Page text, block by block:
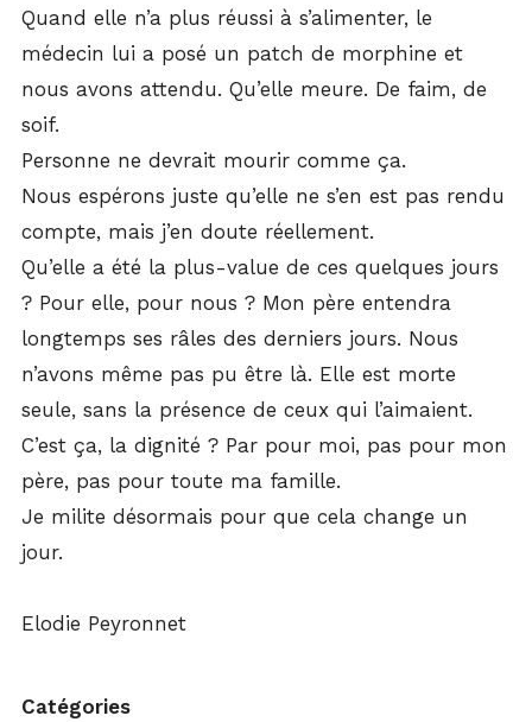
Quand elle n’a plus réussi à s’alimenter, le
médecin lui a posé un patch de morphine et
nous avons attendu. Qu’elle meure. De faim, de
soif.
Personne ne devrait mourir comme ça.
Nous espérons juste qu’elle ne s’en est pas rendu
compte, mais j’en doute réellement.
Qu’elle a été la plus-value de ces quelques jours
? Pour elle, pour nous ? Mon père entendra
longtemps ses râles des derniers jours. Nous
n’avons même pas pu être là. Elle est morte
seule, sans la présence de ceux qui l’aimaient.
C’est ça, la dignité ? Par pour moi, pas pour mon
père, pas pour toute ma famille.
Je milite désormais pour que cela change un
jour.
Elodie Peyronnet
Catégories